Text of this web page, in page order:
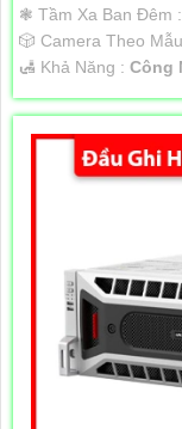
❃ Tầm Xa Ban Đêm :
🎲 Camera Theo Mẫu
️🛃 Khả Năng : Công